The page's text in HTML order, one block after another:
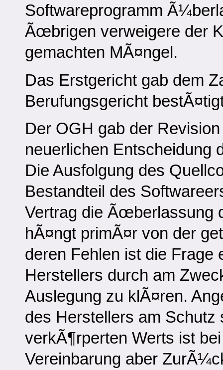
Softwareprogramm
Ãœbrigen verweigere der
gemachten MÃ¤ngel.
Das Erstgericht gab dem
Berufungsgericht
Der OGH gab der
neuerlichen Entscheidung
Die Ausfolgung des
Bestandteil des
Vertrag die Ãœberlassung
hÃ¤ngt primÃ¤r von der
deren Fehlen ist die Frage
Herstellers durch am
Auslegung zu klÃ¤ren.
des Herstellers am Schutz
verkÃ¶rperten Werts ist
Vereinbarung aber